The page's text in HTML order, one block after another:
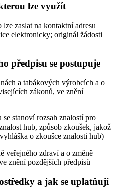
lze využít
zaslat na kontaktní adresu
elektronicky; originál žádosti
předpisu se postupuje
a tabákových výrobcích a o
zákonů, ve znění
stanoví rozsah znalostí pro
hub, způsob zkoušek, jakož
o zkoušce znalosti hub)
veřejného zdraví a o změně
znění pozdějších předpisů
a jak se uplatňují